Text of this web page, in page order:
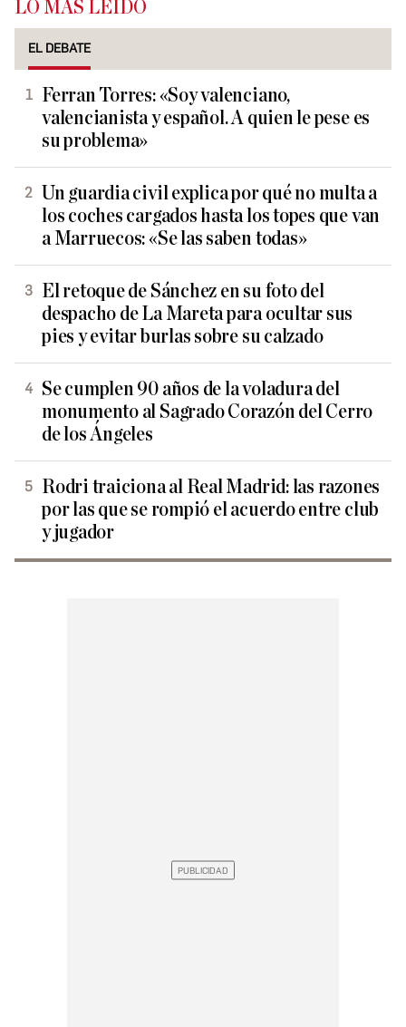
LO MÁS LEÍDO
EL DEBATE
Ferran Torres: «Soy valenciano,
valencianista y español. A quien le pese es
su problema»
Un guardia civil explica por qué no multa a
los coches cargados hasta los topes que van
a Marruecos: «Se las saben todas»
El retoque de Sánchez en su foto del
despacho de La Mareta para ocultar sus
pies y evitar burlas sobre su calzado
Se cumplen 90 años de la voladura del
monumento al Sagrado Corazón del Cerro
de los Ángeles
Rodri traiciona al Real Madrid: las razones
por las que se rompió el acuerdo entre club
y jugador